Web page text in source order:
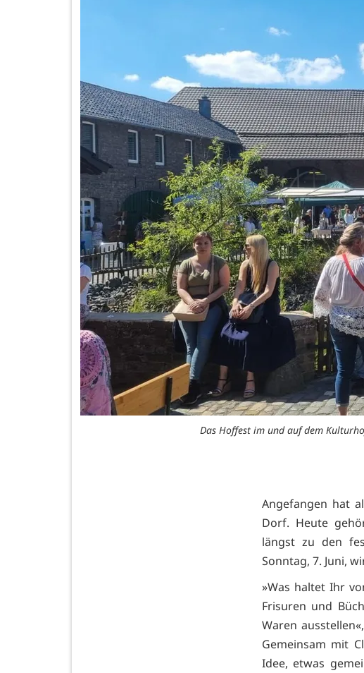
Das Hoffest im und auf dem
Angefangen hat
Dorf. Heute
längst zu den
Sonntag, 7. Juni,
»Was haltet Ihr
Frisuren und
Waren
Gemeinsam mit
Idee, etwas